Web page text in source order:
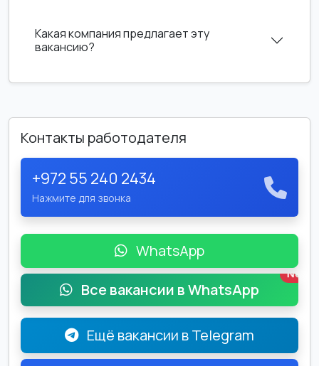
Какая компания предлагает эту
вакансию?
Контакты работодателя
+972 55 240 2434
Нажмите для звонка
WhatsApp
Все вакансии в WhatsApp
New
Ещё вакансии в Telegram